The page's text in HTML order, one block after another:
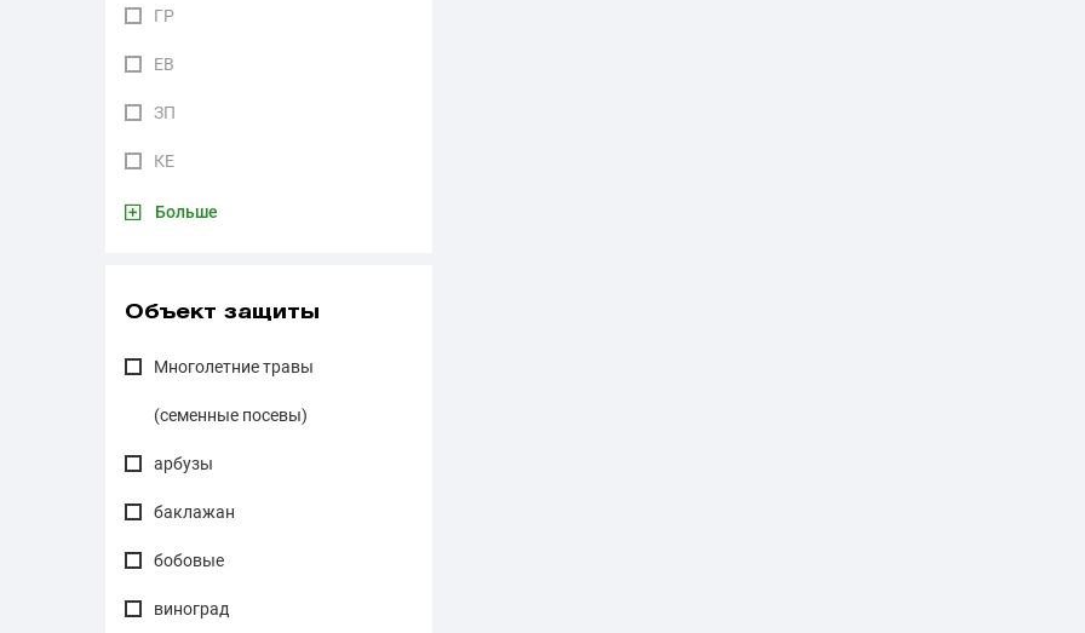
ГР
ЕВ
ЗП
КЕ
Больше
Объект защиты
Многолетние травы
(семенные посевы)
арбузы
баклажан
бобовые
виноград